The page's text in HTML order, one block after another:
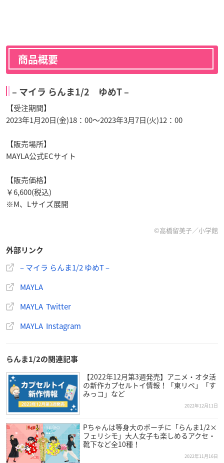
商品概要
– マイラ らんま1/2 ゆめT –
【受注期間】
2023年1月20日(金)18：00～2023年3月7日(火)12：00
【販売場所】
MAYLA公式ECサイト
【販売価格】
￥6,600(税込)
※M、Lサイズ展開
©高橋留美子／小学館
外部リンク
– マイラ らんま1/2 ゆめT –
MAYLA
MAYLA Twitter
MAYLA Instagram
らんま1/2の関連記事
【2022年12月第3週発売】アニメ・オタ活
の新作カプセルトイ情報！「東リベ」「す
みっコ」など
2022年12月11日
Pちゃんは等身大のポーチに「らんま1/2×
フェリシモ」大人女子も楽しめるアクセ・
靴下など全10種！
2022年11月16日